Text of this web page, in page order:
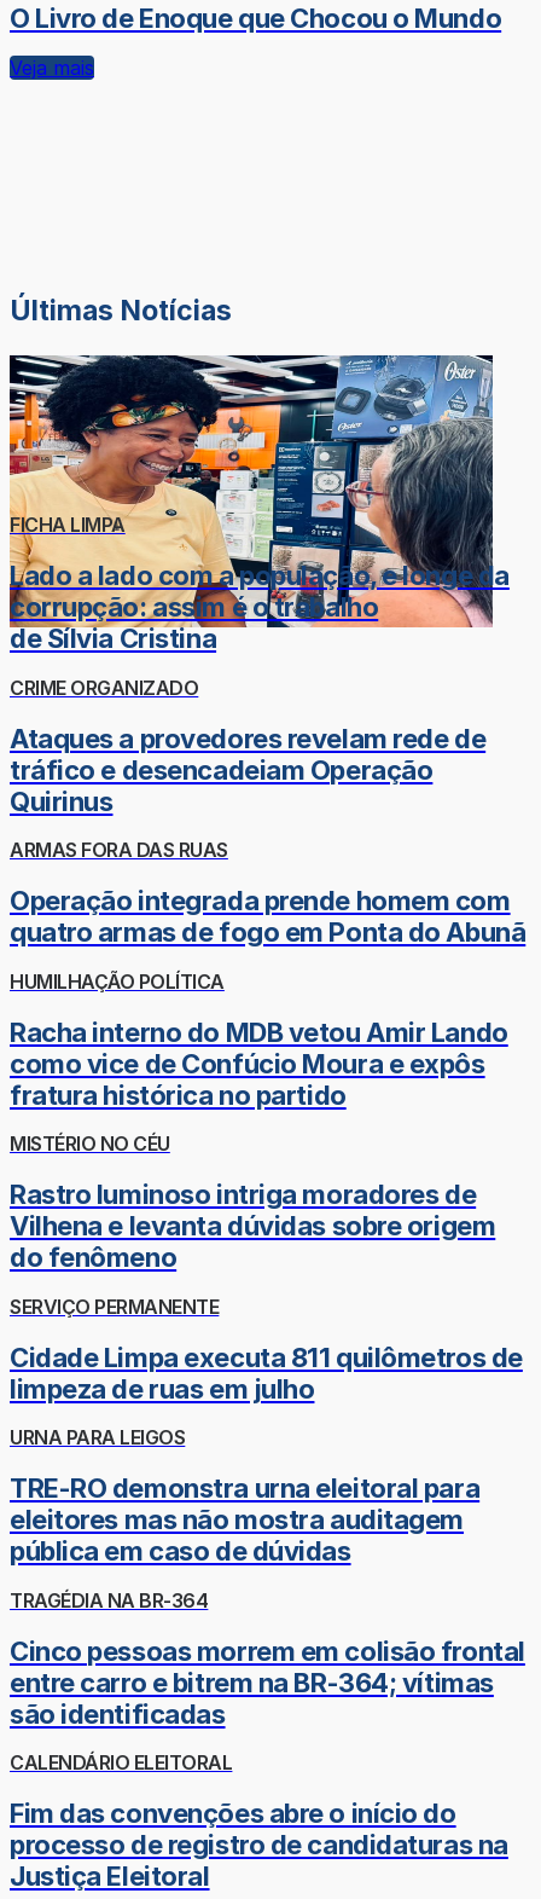
O Livro de Enoque que Chocou o Mundo
Veja mais
Últimas Notícias
FICHA LIMPA
Lado a lado com a população, e longe da
corrupção: assim é o trabalho
de Sílvia Cristina
CRIME ORGANIZADO
Ataques a provedores revelam rede de
tráfico e desencadeiam Operação
Quirinus
ARMAS FORA DAS RUAS
Operação integrada prende homem com
quatro armas de fogo em Ponta do Abunã
HUMILHAÇÃO POLÍTICA
Racha interno do MDB vetou Amir Lando
como vice de Confúcio Moura e expôs
fratura histórica no partido
MISTÉRIO NO CÉU
Rastro luminoso intriga moradores de
Vilhena e levanta dúvidas sobre origem
do fenômeno
SERVIÇO PERMANENTE
Cidade Limpa executa 811 quilômetros de
limpeza de ruas em julho
URNA PARA LEIGOS
TRE-RO demonstra urna eleitoral para
eleitores mas não mostra auditagem
pública em caso de dúvidas
TRAGÉDIA NA BR-364
Cinco pessoas morrem em colisão frontal
entre carro e bitrem na BR-364; vítimas
são identificadas
CALENDÁRIO ELEITORAL
Fim das convenções abre o início do
processo de registro de candidaturas na
Justiça Eleitoral